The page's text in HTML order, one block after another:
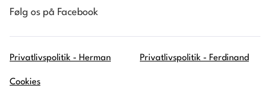
Følg os på Facebook
Privatlivspolitik - Herman Privatlivspolitik - Ferdinand
Cookies